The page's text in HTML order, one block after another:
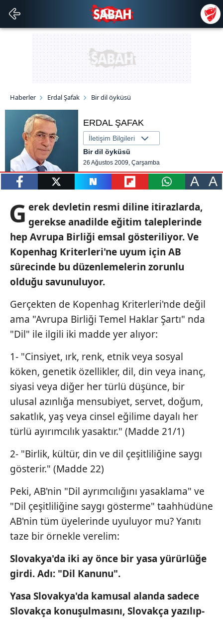
Haberler Erdal Şafak Bir dil öyküsü
ERDAL ŞAFAK
İletişim Bilgileri
Bir dil öyküsü
26 Ağustos 2009, Çarşamba
A A
G erek devletin resmi diline itirazlarda,
gerekse anadilde eğitim taleplerinde
hep Avrupa Birliği emsal gösteriliyor. Ve
Kopenhag Kriterleri'ne uyum için AB
sürecinde bu düzenlemelerin zorunlu
olduğu savunuluyor.
Gerçekten de Kopenhag Kriterleri'nde değil
ama "Avrupa Birliği Temel Haklar Şartı" nda
"Dil" ile ilgili iki madde yer alıyor:
1- "Cinsiyet, ırk, renk, etnik veya sosyal
köken, genetik özellikler, dil, din veya inanç,
siyasi veya diğer her türlü düşünce, bir
ulusal azınlığa mensubiyet, servet, doğum,
sakatlık, yaş veya cinsel eğilime dayalı her
türlü ayırımcılık yasaktır." (Madde 21/1)
2- "Birlik, kültür, din ve dil çeşitliliğine saygı
gösterir." (Madde 22)
Peki, AB'nin "Dil ayrımcılığını yasaklama" ve
"Dil çeşitliliğine saygı gösterme" taahhüdüne
AB'nin tüm üyelerinde uyuluyor mu? Yanıtı
taze bir örnekle verelim:
Slovakya'da iki ay önce bir yasa yürürlüğe
girdi. Adı: "Dil Kanunu".
Yasa Slovakya'da kamusal alanda sadece
Slovakça konuşulmasını, Slovakça yazılıp-